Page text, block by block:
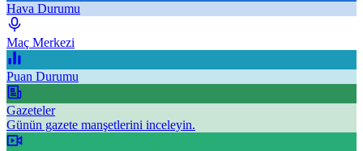
Hava Durumu
Maç Merkezi
Puan Durumu
Gazeteler
Günün gazete manşetlerini inceleyin.